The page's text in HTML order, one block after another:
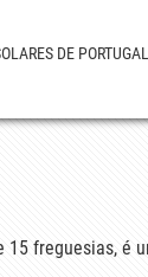
DE PORTUGAL
freguesias, é